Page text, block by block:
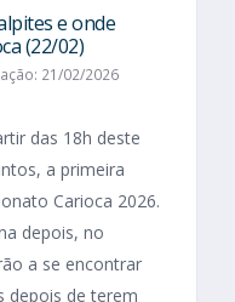
e onde
(22/02)
21/02/2026
das 18h deste
a primeira
Carioca 2026.
depois, no
a se encontrar
depois de terem